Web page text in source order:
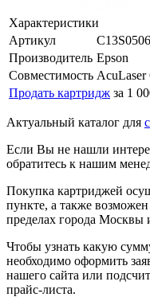
Характеристики
Артикул
Производитель Epson
Совместимость
Продать картридж за 1
Актуальный каталог для
Если Вы не нашли
обратитесь к нашим
Покупка картриджей
пункте, а также
пределах города Москвы
Чтобы узнать какую
необходимо оформить
нашего сайта или
прайс-листа.